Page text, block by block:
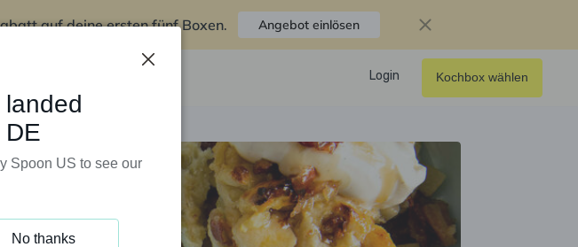
auf deine ersten fünf Boxen. Angebot einlösen
Login Kochbox wählen
landed
Spoon US to see our
No thanks